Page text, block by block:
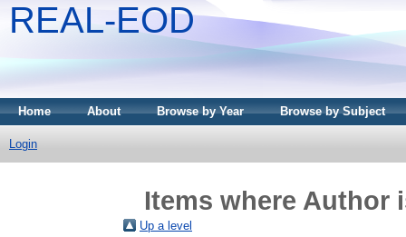
REAL-EOD
Home About Browse by Year Browse by Subject
Login
Items where Author
Up a level